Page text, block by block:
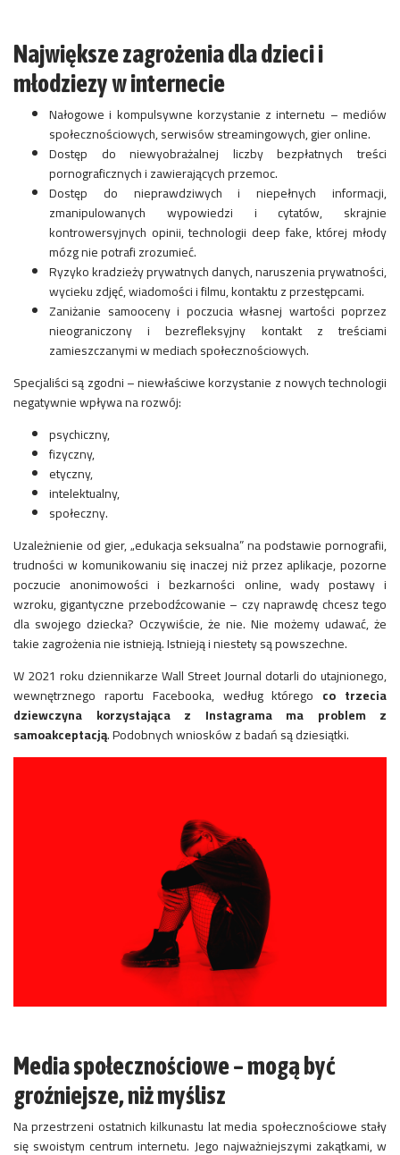
Największe zagrożenia dla dzieci i
młodziezy w internecie
Nałogowe i kompulsywne korzystanie z internetu – mediów
społecznościowych, serwisów streamingowych, gier online.
Dostęp do niewyobrażalnej liczby bezpłatnych treści
pornograficznych i zawierających przemoc.
Dostęp do nieprawdziwych i niepełnych informacji,
zmanipulowanych wypowiedzi i cytatów, skrajnie
kontrowersyjnych opinii, technologii deep fake, której młody
mózg nie potrafi zrozumieć.
Ryzyko kradzieży prywatnych danych, naruszenia prywatności,
wycieku zdjęć, wiadomości i filmu, kontaktu z przestępcami.
Zaniżanie samooceny i poczucia własnej wartości poprzez
nieograniczony i bezrefleksyjny kontakt z treściami
zamieszczanymi w mediach społecznościowych.
Specjaliści są zgodni – niewłaściwe korzystanie z nowych technologii
negatywnie wpływa na rozwój:
psychiczny,
fizyczny,
etyczny,
intelektualny,
społeczny.
Uzależnienie od gier, „edukacja seksualna” na podstawie pornografii,
trudności w komunikowaniu się inaczej niż przez aplikacje, pozorne
poczucie anonimowości i bezkarności online, wady postawy i
wzroku, gigantyczne przebodźcowanie – czy naprawdę chcesz tego
dla swojego dziecka? Oczywiście, że nie. Nie możemy udawać, że
takie zagrożenia nie istnieją. Istnieją i niestety są powszechne.
W 2021 roku dziennikarze Wall Street Journal dotarli do utajnionego,
wewnętrznego raportu Facebooka, według którego co trzecia
dziewczyna korzystająca z Instagrama ma problem z
samoakceptacją. Podobnych wniosków z badań są dziesiątki.
Media społecznościowe – mogą być
groźniejsze, niż myślisz
Na przestrzeni ostatnich kilkunastu lat media społecznościowe stały
się swoistym centrum internetu. Jego najważniejszymi zakątkami, w